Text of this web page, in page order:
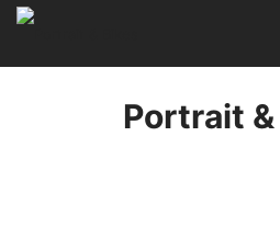
Portrait